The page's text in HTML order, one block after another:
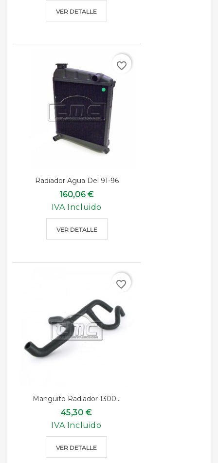
VER DETALLE
Radiador Agua Del 91-96
160,06 €
IVA Incluido
VER DETALLE
favorite_border
Manguito Radiador 1300...
45,30 €
IVA Incluido
VER DETALLE
favorite_border